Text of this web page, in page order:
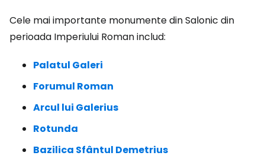
Cele mai importante monumente din Salonic din
perioada Imperiului Roman includ:
Palatul Galeri
Forumul Roman
Arcul lui Galerius
Rotunda
Bazilica Sfântul Demetrius